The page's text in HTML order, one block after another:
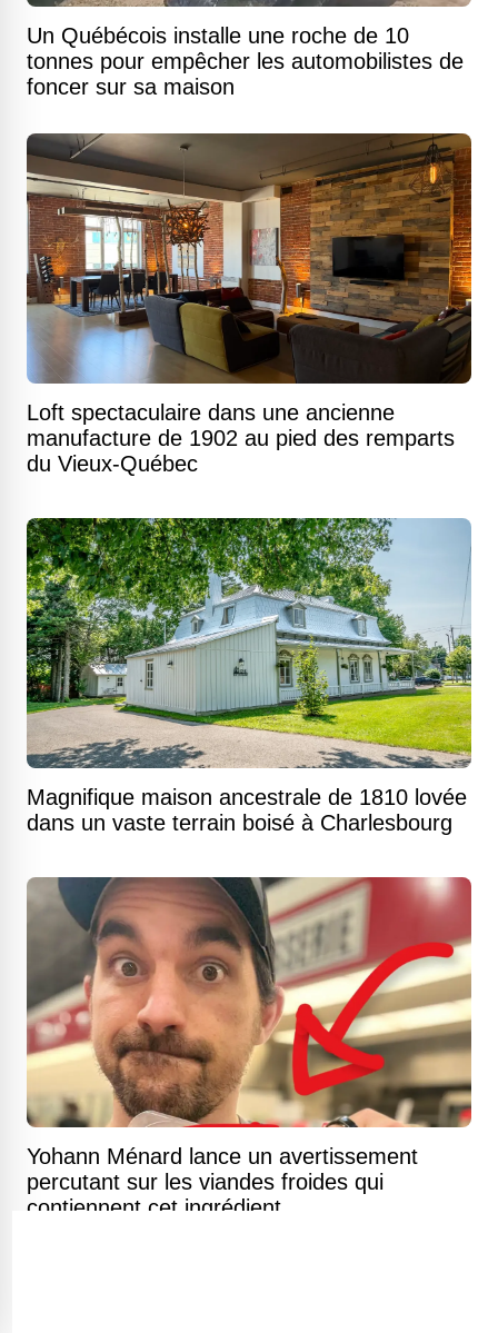
Un Québécois installe une roche de 10
tonnes pour empêcher les automobilistes de
foncer sur sa maison
Loft spectaculaire dans une ancienne
manufacture de 1902 au pied des remparts
du Vieux-Québec
Magnifique maison ancestrale de 1810 lovée
dans un vaste terrain boisé à Charlesbourg
Yohann Ménard lance un avertissement
percutant sur les viandes froides qui
contiennent cet ingrédient